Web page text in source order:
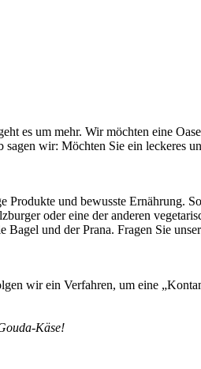
es um mehr. Wir möchten eine
wir: Möchten Sie ein leckeres
und bewusste Ernährung.
oder eine der anderen
und der Prana. Fragen Sie
wir ein Verfahren, um eine
Käse!